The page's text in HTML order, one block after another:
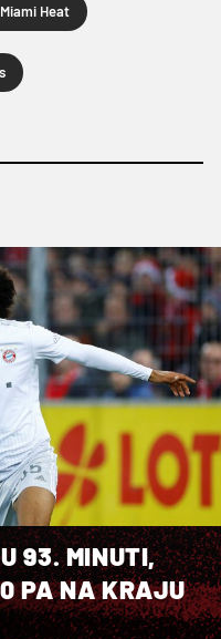
Miami Heat
93. MINUTI,
PA NA KRAJU